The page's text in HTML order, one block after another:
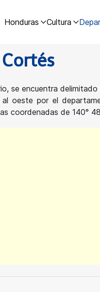
Honduras Cultura
se encuentra
oeste por el
coordenadas de 140°